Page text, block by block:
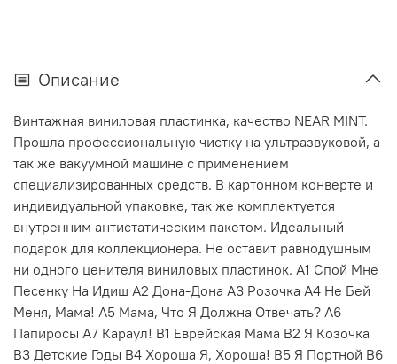
Описание
Винтажная виниловая пластинка, качество NEAR MINT.
Прошла профессиональную чистку на ультразвуковой, а
так же вакуумной машине с применением
специализированных средств. В картонном конверте и
индивидуальной упаковке, так же комплектуется
внутренним антистатическим пакетом. Идеальный
подарок для коллекционера. Не оставит равнодушным
ни одного ценителя виниловых пластинок. А1 Спой Мне
Песенку На Идиш А2 Дона-Дона А3 Розочка А4 Не Бей
Меня, Мама! А5 Мама, Что Я Должна Отвечать? А6
Папиросы А7 Караул! B1 Еврейская Мама B2 Я Козочка
B3 Детские Годы B4 Хороша Я, Хороша! B5 Я Портной B6